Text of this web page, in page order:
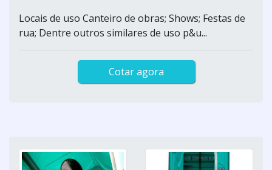
Locais de uso Canteiro de obras; Shows; Festas de
rua; Dentre outros similares de uso p&u...
Cotar agora